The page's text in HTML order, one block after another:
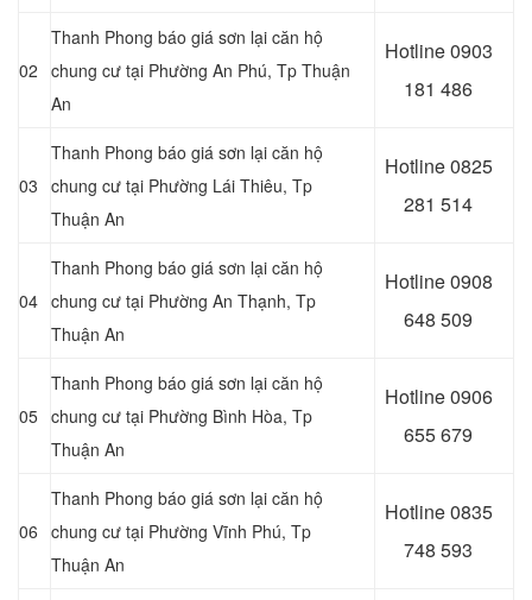
02
Thanh Phong báo giá sơn lại căn hộ
chung cư tại Phường An Phú, Tp Thuận
An
Hotline 0903
181 486
03
Thanh Phong báo giá sơn lại căn hộ
chung cư tại Phường Lái Thiêu, Tp
Thuận An
Hotline 0825
281 514
04
Thanh Phong báo giá sơn lại căn hộ
chung cư tại Phường An Thạnh, Tp
Thuận An
Hotline 0908
648 509
05
Thanh Phong báo giá sơn lại căn hộ
chung cư tại Phường Bình Hòa, Tp
Thuận An
Hotline 0906
655 679
06
Thanh Phong báo giá sơn lại căn hộ
chung cư tại Phường Vĩnh Phú, Tp
Thuận An
Hotline 0835
748 593